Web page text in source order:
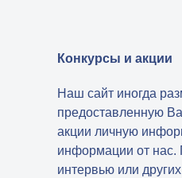
Конкурсы и акции
Наш сайт иногда
предоставленную
акции личную
информации от нас.
интервью или